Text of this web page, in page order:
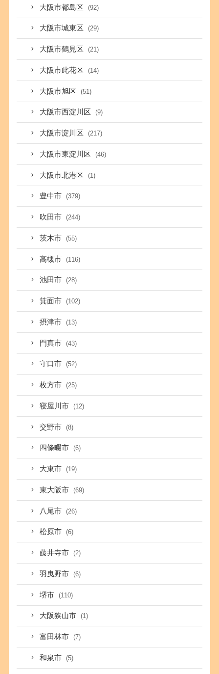
大阪市都島区 (92)
大阪市城東区 (29)
大阪市鶴見区 (21)
大阪市此花区 (14)
大阪市旭区 (51)
大阪市西淀川区 (9)
大阪市淀川区 (217)
大阪市東淀川区 (46)
大阪市北港区 (1)
豊中市 (379)
吹田市 (244)
茨木市 (55)
高槻市 (116)
池田市 (28)
箕面市 (102)
摂津市 (13)
門真市 (43)
守口市 (52)
枚方市 (25)
寝屋川市 (12)
交野市 (8)
四條畷市 (6)
大東市 (19)
東大阪市 (69)
八尾市 (26)
松原市 (6)
藤井寺市 (2)
羽曳野市 (6)
堺市 (110)
大阪狭山市 (1)
富田林市 (7)
和泉市 (5)